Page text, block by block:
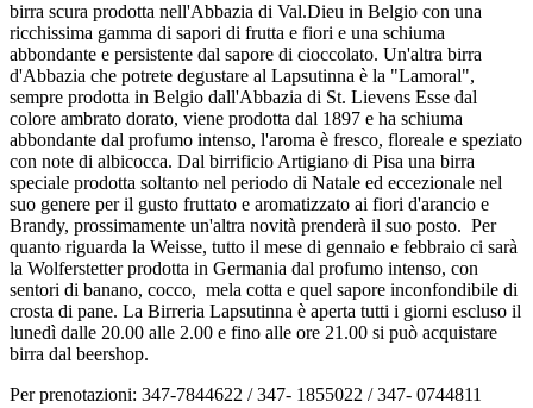
birra scura prodotta nell'Abbazia di Val.Dieu in Belgio con una
ricchissima gamma di sapori di frutta e fiori e una schiuma
abbondante e persistente dal sapore di cioccolato. Un'altra birra
d'Abbazia che potrete degustare al Lapsutinna è la "Lamoral",
sempre prodotta in Belgio dall'Abbazia di St. Lievens Esse dal
colore ambrato dorato, viene prodotta dal 1897 e ha schiuma
abbondante dal profumo intenso, l'aroma è fresco, floreale e speziato
con note di albicocca. Dal birrificio Artigiano di Pisa una birra
speciale prodotta soltanto nel periodo di Natale ed eccezionale nel
suo genere per il gusto fruttato e aromatizzato ai fiori d'arancio e
Brandy, prossimamente un'altra novità prenderà il suo posto. Per
quanto riguarda la Weisse, tutto il mese di gennaio e febbraio ci sarà
la Wolferstetter prodotta in Germania dal profumo intenso, con
sentori di banano, cocco, mela cotta e quel sapore inconfondibile di
crosta di pane. La Birreria Lapsutinna è aperta tutti i giorni escluso il
lunedì dalle 20.00 alle 2.00 e fino alle ore 21.00 si può acquistare
birra dal beershop.
Per prenotazioni: 347-7844622 / 347- 1855022 / 347- 0744811